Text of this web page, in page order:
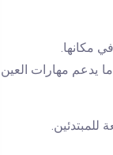
مكانها.
يدعم مهارات العين
للمبتدئين.